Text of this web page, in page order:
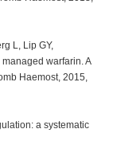
L, Lip GY,
warfarin. A
Haemost, 2015,
a systematic